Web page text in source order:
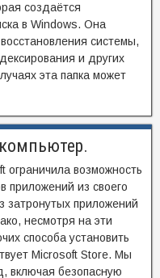
создаётся
в Windows. Она
системы,
и других
эта папка может
ограничила возможность
приложений из своего
затронутых приложений
несмотря на эти
способа установить
Microsoft Store. Мы
включая безопасную